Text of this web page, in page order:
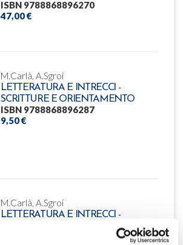
ISBN 9788868896270
47,00 €
M.Carlà, A.Sgroi
LETTERATURA E INTRECCI -
SCRITTURE E ORIENTAMENTO
ISBN 9788868896287
9,50 €
M.Carlà, A.Sgroi
LETTERATURA E INTRECCI -
ANTOLOGIA DELLA COMMEDIA